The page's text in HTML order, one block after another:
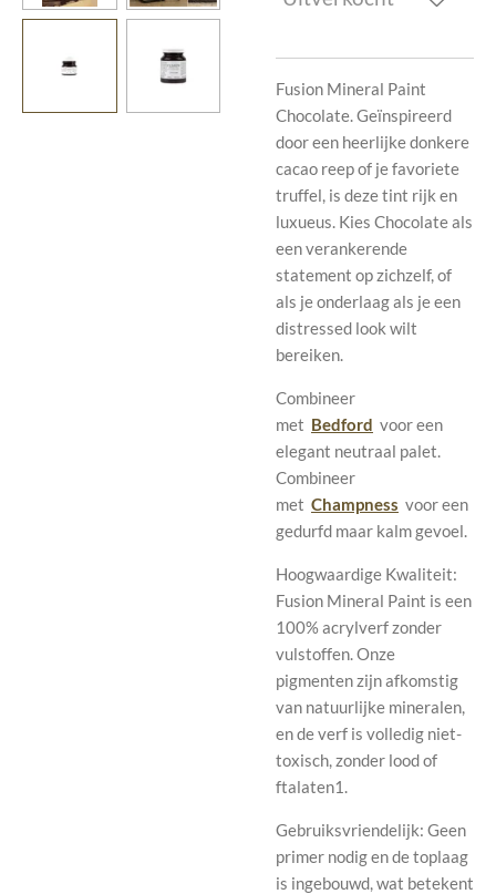
Fusion Mineral Paint
Chocolate. Geïnspireerd
door een heerlijke donkere
cacao reep of je favoriete
truffel, is deze tint rijk en
luxueus. Kies Chocolate als
een verankerende
statement op zichzelf, of
als je onderlaag als je een
distressed look wilt
bereiken.
Combineer
met Bedford voor een
elegant neutraal palet.
Combineer
met Champness voor een
gedurfd maar kalm gevoel.
Hoogwaardige Kwaliteit:
Fusion Mineral Paint is een
100% acrylverf zonder
vulstoffen. Onze
pigmenten zijn afkomstig
van natuurlijke mineralen,
en de verf is volledig niet-
toxisch, zonder lood of
ftalaten1.
Gebruiksvriendelijk: Geen
primer nodig en de toplaag
is ingebouwd, wat betekent